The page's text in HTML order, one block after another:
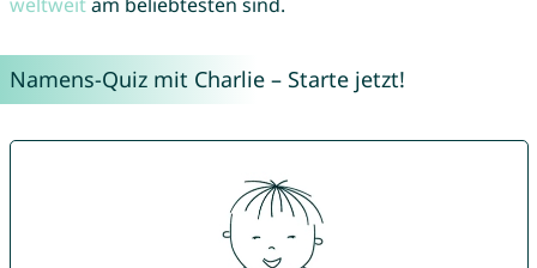
Namens-Quiz mit Charlie – Starte jetzt!